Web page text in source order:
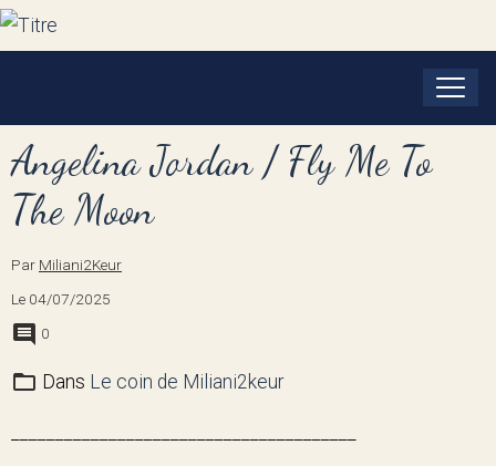
Angelina Jordan / Fly Me To
The Moon
Par Miliani2Keur
Le 04/07/2025
0
Dans Le coin de Miliani2keur